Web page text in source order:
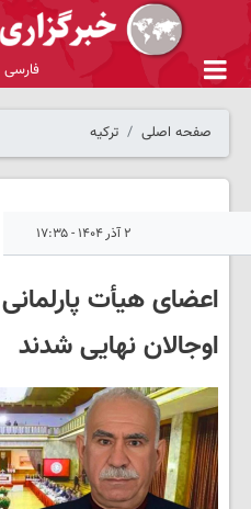
فارسی
صفحه اصلی ترکیه
۲ آذر ۱۴۰۴ - ۱۷:۳۵
اعضای هیأت پارلمانی
اوجالان نهایی شدند